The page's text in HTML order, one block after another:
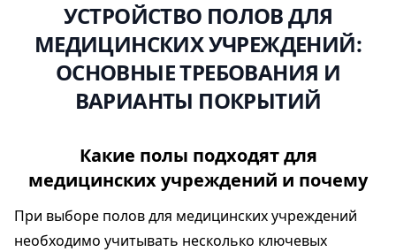
УСТРОЙСТВО ПОЛОВ ДЛЯ
МЕДИЦИНСКИХ УЧРЕЖДЕНИЙ:
ОСНОВНЫЕ ТРЕБОВАНИЯ И
ВАРИАНТЫ ПОКРЫТИЙ
Какие полы подходят для
медицинских учреждений и почему
При выборе полов для медицинских учреждений
необходимо учитывать несколько ключевых